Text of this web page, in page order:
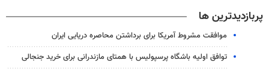
پربازدیدترین ها
موافقت مشروط آمریکا برای برداشتن محاصره دریایی ایران
توافق اولیه باشگاه پرسپولیس با همتای مازندرانی برای خرید جنجالی